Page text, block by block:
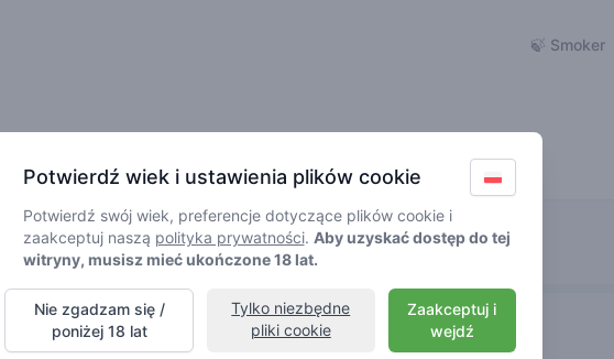
🍃 Smoker
Znajomi
Roller
🥦 🚀
Spaceranger
Potwierdź wiek i ustawienia plików cookie
Potwierdź swój wiek, preferencje dotyczące plików cookie i
zaakceptuj naszą polityka prywatności. Aby uzyskać dostęp do tej
witryny, musisz mieć ukończone 18 lat.
Zaakceptuj i
wejdź
Tylko niezbędne
pliki cookie
Nie zgadzam się /
poniżej 18 lat